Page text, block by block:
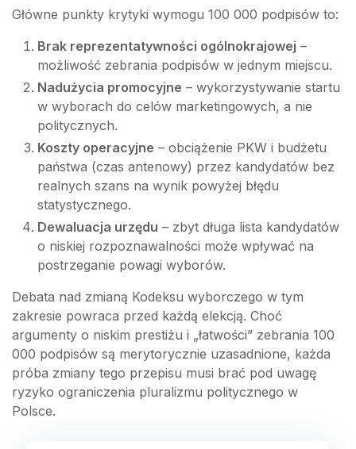
Główne punkty krytyki wymogu 100 000 podpisów to:
Brak reprezentatywności ogólnokrajowej –
możliwość zebrania podpisów w jednym miejscu.
Nadużycia promocyjne – wykorzystywanie startu
w wyborach do celów marketingowych, a nie
politycznych.
Koszty operacyjne – obciążenie PKW i budżetu
państwa (czas antenowy) przez kandydatów bez
realnych szans na wynik powyżej błędu
statystycznego.
Dewaluacja urzędu – zbyt długa lista kandydatów
o niskiej rozpoznawalności może wpływać na
postrzeganie powagi wyborów.
Debata nad zmianą Kodeksu wyborczego w tym
zakresie powraca przed każdą elekcją. Choć
argumenty o niskim prestiżu i „łatwości” zebrania 100
000 podpisów są merytorycznie uzasadnione, każda
próba zmiany tego przepisu musi brać pod uwagę
ryzyko ograniczenia pluralizmu politycznego w
Polsce.